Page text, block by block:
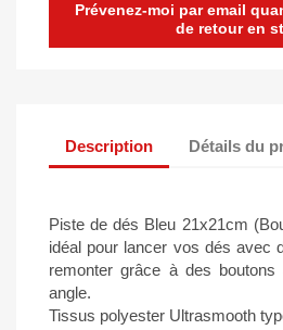
Prévenez-moi par email
de retour en
Description Détails du
Piste de dés Bleu 21x21cm
idéal pour lancer vos dés avec
remonter grâce à des
angle.
Tissus polyester Ultrasmooth